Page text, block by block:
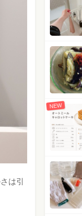
は引
NEW